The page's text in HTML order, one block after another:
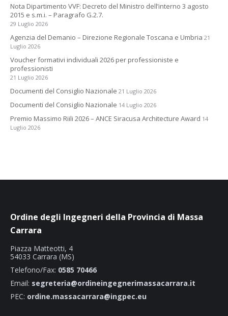
Nota Dipartimento VVF: Decreto del Ministro dell’interno 3 agosto
2015 e s.m.i. – Paragrafo G.2.7.
29 Luglio 2026
Agenzia del Demanio – Direzione Regionale Toscana e Umbria 21
Luglio 2026
Voucher formativi individuali 2026 per professioniste e
professionisti
21 Luglio 2026
Documenti del Consiglio Nazionale 21 Luglio 2026
Documenti del Consiglio Nazionale 14 Luglio 2026
Premio Massimo Riili 2026 – ANCE Siracusa Architecture Award 14
Luglio 2026
Ordine degli Ingegneri della Provincia di Massa
Carrara
Piazza Matteotti, 4
54033 Carrara (MS)
Telefono/Fax: 0585 70466
Email: segreteria@ordineingegnerimassacarrara.it
PEC: ordine.massacarrara@ingpec.eu